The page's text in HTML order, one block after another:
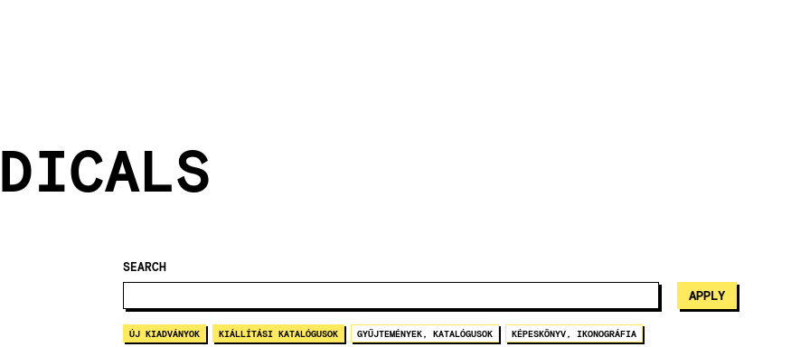
SEARCH
ÚJ KIADVÁNYOK KIÁLLÍTÁSI KATALÓGUSOK GYŰJTEMÉNYEK, KATALÓGUSOK KÉPESKÖNYV, IKONOGRÁFIA